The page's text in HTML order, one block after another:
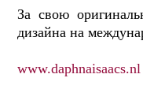
За свою
дизайна на
www.daphnaisaacs.nl